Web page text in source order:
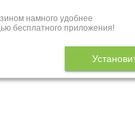
намного удобнее
бесплатного приложения!